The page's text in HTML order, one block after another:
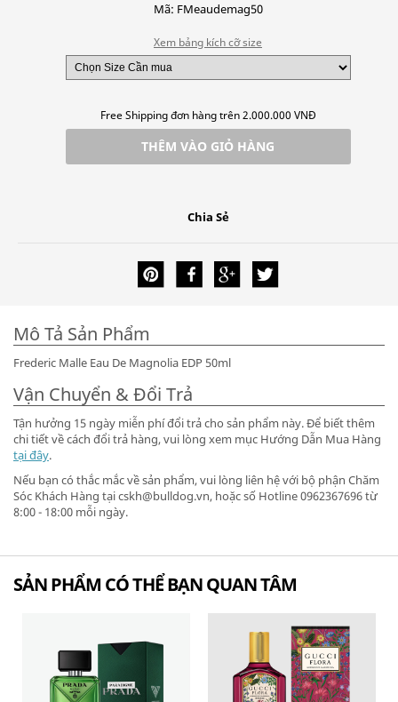
Mã: FMeaudemag50
Xem bảng kích cỡ size
Free Shipping đơn hàng trên 2.000.000 VNĐ
THÊM VÀO GIỎ HÀNG
Chia Sẻ
Mô Tả Sản Phẩm
Frederic Malle Eau De Magnolia EDP 50ml
Vận Chuyển & Đổi Trả
Tận hưởng 15 ngày miễn phí đổi trả cho sản phẩm này. Để biết thêm
chi tiết về cách đổi trả hàng, vui lòng xem mục Hướng Dẫn Mua Hàng
tại đây.
Nếu bạn có thắc mắc về sản phẩm, vui lòng liên hệ với bộ phận Chăm
Sóc Khách Hàng tại cskh@bulldog.vn, hoặc số Hotline 0962367696 từ
8:00 - 18:00 mỗi ngày.
SẢN PHẨM CÓ THỂ BẠN QUAN TÂM